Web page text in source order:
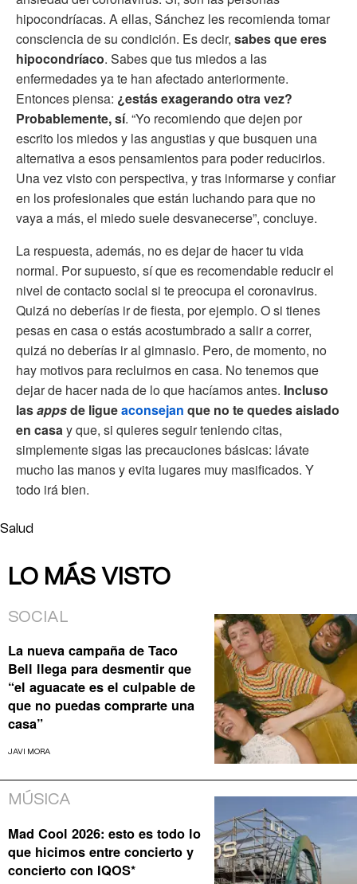
hipocondríacas. A ellas, Sánchez les recomienda tomar
consciencia de su condición. Es decir, sabes que eres
hipocondríaco. Sabes que tus miedos a las
enfermedades ya te han afectado anteriormente.
Entonces piensa: ¿estás exagerando otra vez?
Probablemente, sí. “Yo recomiendo que dejen por
escrito los miedos y las angustias y que busquen una
alternativa a esos pensamientos para poder reducirlos.
Una vez visto con perspectiva, y tras informarse y confiar
en los profesionales que están luchando para que no
vaya a más, el miedo suele desvanecerse”, concluye.
La respuesta, además, no es dejar de hacer tu vida
normal. Por supuesto, sí que es recomendable reducir el
nivel de contacto social si te preocupa el coronavirus.
Quizá no deberías ir de fiesta, por ejemplo. O si tienes
pesas en casa o estás acostumbrado a salir a correr,
quizá no deberías ir al gimnasio. Pero, de momento, no
hay motivos para recluirnos en casa. No tenemos que
dejar de hacer nada de lo que hacíamos antes. Incluso
lasappsde ligueaconsejan que no te quedes aislado
en casay que, si quieres seguir teniendo citas,
simplemente sigas las precauciones básicas: lávate
mucho las manos y evita lugares muy masificados. Y
todo irá bien.
Salud
LO MÁS VISTO
SOCIAL
La nueva campaña de Taco
Bell llega para desmentir que
“el aguacate es el culpable de
que no puedas comprarte una
casa”
JAVI MORA
MÚSICA
Mad Cool 2026: esto es todo lo
que hicimos entre concierto y
concierto con IQOS*